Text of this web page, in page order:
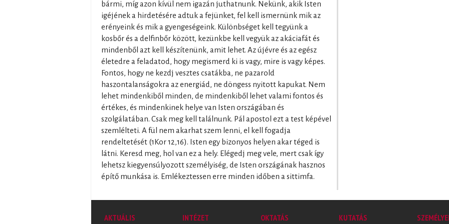
bármi, míg azon kívül nem igazán juthatnunk. Nekünk, akik Isten
igéjének a hirdetésére adtuk a fejünket, fel kell ismernünk mik az
erényeink és mik a gyengeségeink. Különbséget kell tegyünk a
kosbőr és a delfinbőr között, kezünkbe kell vegyük az akáciafát és
mindenből azt kell készítenünk, amit lehet. Az újévre és az egész
életedre a feladatod, hogy megismerd ki is vagy, mire is vagy képes.
Fontos, hogy ne kezdj vesztes csatákba, ne pazarold
haszontalanságokra az energiád, ne döngess nyitott kapukat. Nem
lehet mindenkiből minden, de mindenkiből lehet valami fontos és
értékes, és mindenkinek helye van Isten országában és
szolgálatában. Csak meg kell találnunk. Pál apostol ezt a test képével
szemlélteti. A fül nem akarhat szem lenni, el kell fogadja
rendeltetését (1Kor 12,16). Isten egy bizonyos helyen akar téged is
látni. Keresd meg, hol van ez a hely. Elégedj meg vele, mert csak így
lehetsz kiegyensúlyozott személyiség, de Isten országának hasznos
építő munkása is. Emlékeztessen erre minden időben a sittimfa.
AKTUÁLIS INTÉZET OKTATÁS KUTATÁS